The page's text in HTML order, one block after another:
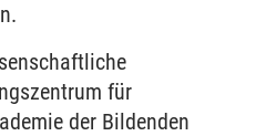
für
der Bildenden